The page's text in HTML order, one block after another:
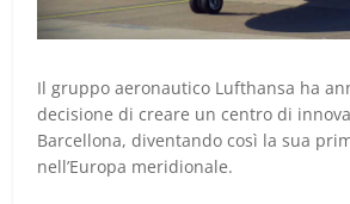
Il gruppo aeronautico Lufthansa ha
decisione di creare un centro di
Barcellona, diventando così la sua
nell’Europa meridionale.